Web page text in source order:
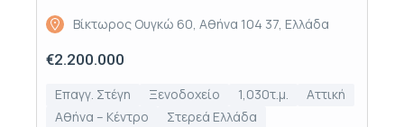
Βίκτωρος Ουγκώ 60, Αθήνα 104 37, Ελλάδα
€2.200.000
Επαγγ. Στέγη Ξενοδοχείο 1,030τ.μ.
Αττική
Αθήνα – Κέντρο
Στερεά Ελλάδα